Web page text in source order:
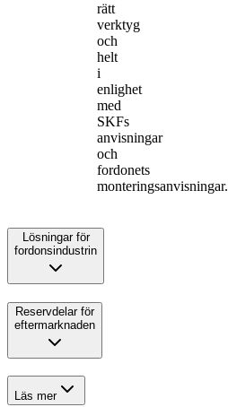
rätt
verktyg
och
helt
i
enlighet
med
SKFs
anvisningar
och
fordonets
monteringsanvisningar.
Lösningar för
fordonsindustrin
Reservdelar för
eftermarknaden
Läs mer